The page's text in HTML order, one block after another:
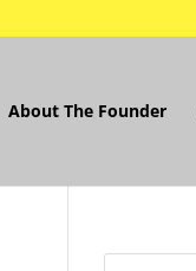
About The Founder